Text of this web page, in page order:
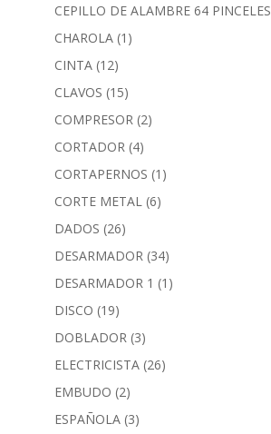
CEPILLO DE ALAMBRE 64 PINCELES
CHAROLA (1)
CINTA (12)
CLAVOS (15)
COMPRESOR (2)
CORTADOR (4)
CORTAPERNOS (1)
CORTE METAL (6)
DADOS (26)
DESARMADOR (34)
DESARMADOR 1 (1)
DISCO (19)
DOBLADOR (3)
ELECTRICISTA (26)
EMBUDO (2)
ESPAÑOLA (3)